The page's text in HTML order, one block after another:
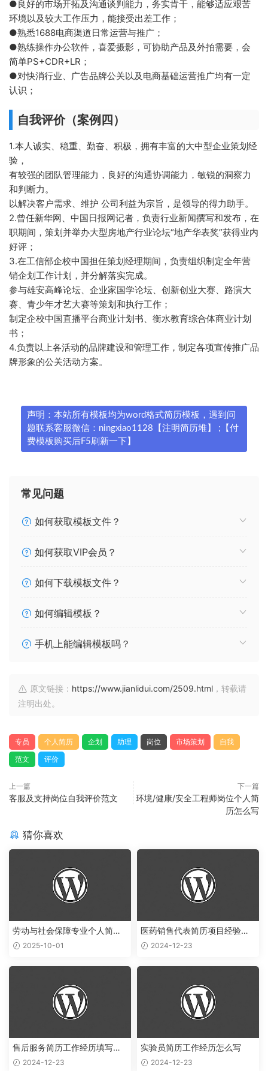
●良好的市场开拓及沟通谈判能力，务实肯干，能够适应艰苦
环境以及较大工作压力，能接受出差工作；
●熟悉1688电商渠道日常运营与推广；
●熟练操作办公软件，喜爱摄影，可协助产品及外拍需要，会
简单PS+CDR+LR；
●对快消行业、广告品牌公关以及电商基础运营推广均有一定
认识；
自我评价（案例四）
1.本人诚实、稳重、勤奋、积极，拥有丰富的大中型企业策划经
验，
有较强的团队管理能力，良好的沟通协调能力，敏锐的洞察力
和判断力。
以解决客户需求、维护 公司利益为宗旨，是领导的得力助手。
2.曾任新华网、中国日报网记者，负责行业新闻撰写和发布，在
职期间，策划并举办大型房地产行业论坛“地产华表奖”获得业内
好评；
3.在工信部企校中国担任策划经理期间，负责组织制定全年营
销企划工作计划，并分解落实完成。
参与雄安高峰论坛、企业家国学论坛、创新创业大赛、路演大
赛、青少年才艺大赛等策划和执行工作；
制定企校中国直播平台商业计划书、衡水教育综合体商业计划
书；
4.负责以上各活动的品牌建设和管理工作，制定各项宣传推广品
牌形象的公关活动方案。
声明：本站所有模板均为word格式简历模板，遇到问
题联系客服微信：ningxiao1128【注明简历堆】 ;【付
费模板购买后F5刷新一下】
常见问题
如何获取模板文件？
如何获取VIP会员？
如何下载模板文件？
如何编辑模板？
手机上能编辑模板吗？
原文链接： https://www.jianlidui.com/2509.html ，转载请
注明出处。
专员 个人简历 企划 助理 岗位 市场策划
自我
范文
评价
上一篇
客服及支持岗位自我评价范文
下一篇
环境/健康/安全工程师岗位个人简
历怎么写
猜你喜欢
劳动与社会保障专业个人简历
范文2025-10-01
医药销售代表简历项目经验怎
么写2024-12-23
售后服务简历工作经历填写样
本 2024-12-23
实验员简历工作经历怎么写
2024-12-23